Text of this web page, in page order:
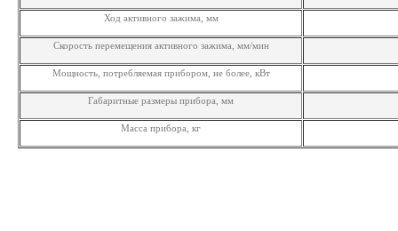
Ход активного зажима, мм
Скорость перемещения активного зажима, мм/мин
Мощность, потребляемая прибором, не более, кВт
Габаритные размеры прибора, мм
Масса прибора, кг